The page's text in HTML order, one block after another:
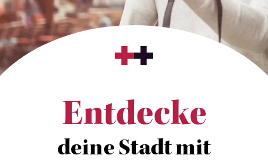
Entdecke
deine Stadt mit